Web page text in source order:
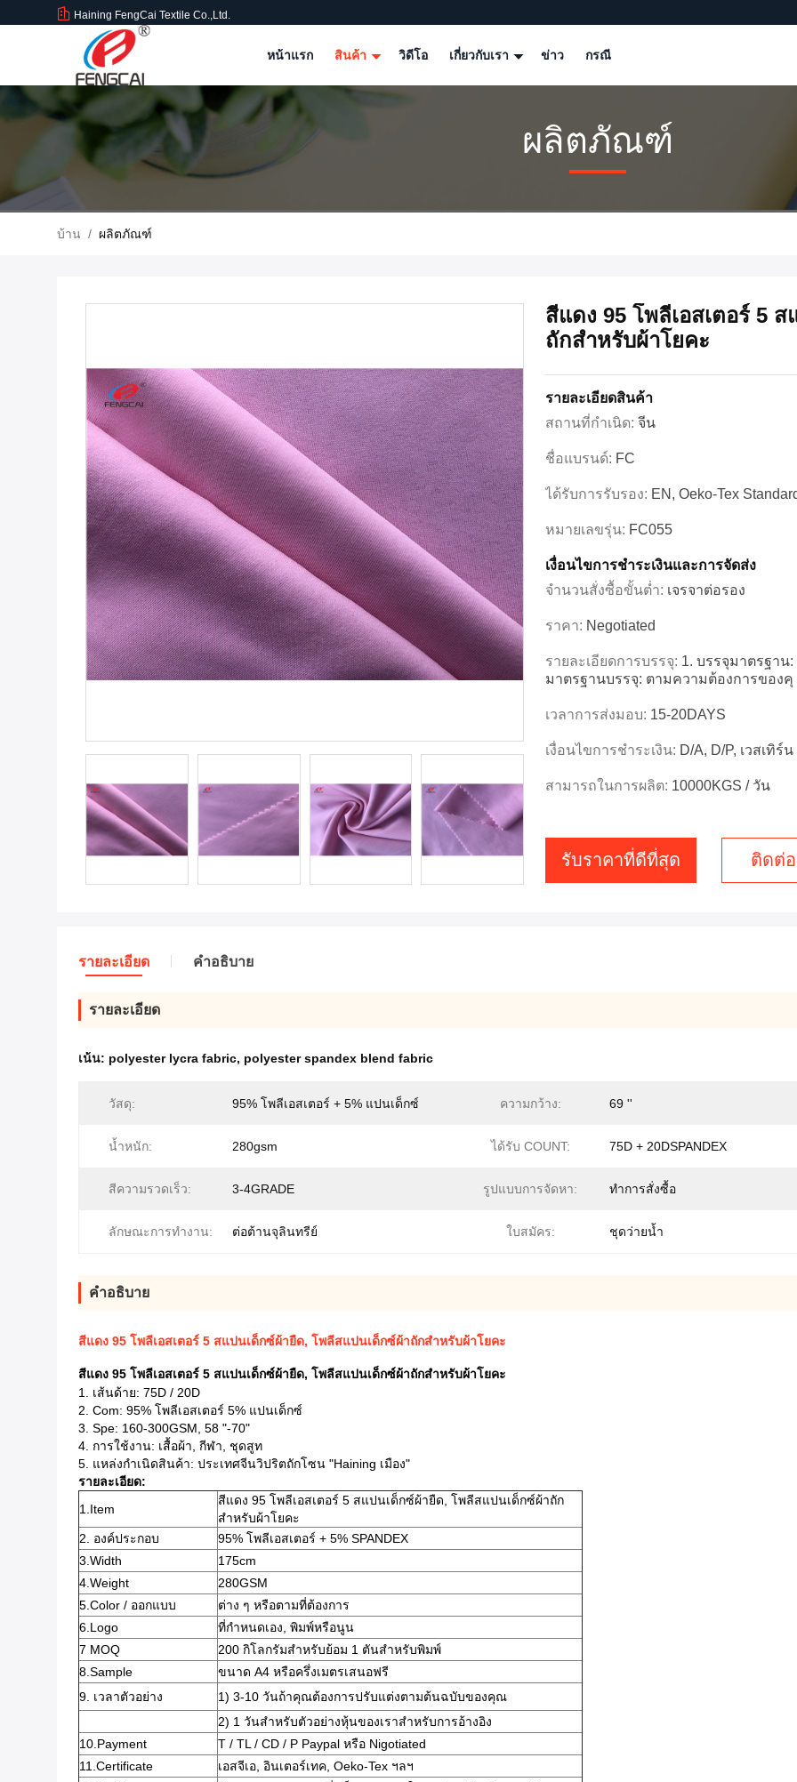
Haining FengCai Textile Co.,Ltd.
หน้าแรก สินค้า วิดีโอ เกี่ยวกับเรา ข่าว กรณี
ผลิตภัณฑ์
บ้าน / ผลิตภัณฑ์
สีแดง 95 โพลีเอสเตอร์ 5
ถักสำหรับผ้าโยคะ
รายละเอียดสินค้า
สถานที่กำเนิด: จีน
ชื่อแบรนด์: FC
ได้รับการรับรอง: EN, Oeko-Tex
หมายเลขรุ่น: FC055
เงื่อนไขการชำระเงินและการจัดส่ง
จำนวนสั่งซื้อขั้นต่ำ: เจรจาต่อรอง
ราคา: Negotiated
รายละเอียดการบรรจุ: 1. บรรจุมาตรฐาน
มาตรฐานบรรจุ: ตามความต้องการของคุ
เวลาการส่งมอบ: 15-20DAYS
เงื่อนไขการชำระเงิน: D/A, D/P, เวสเทิร์
สามารถในการผลิต: 10000KGS / วัน
รับราคาที่ดีที่สุด ติดต่
รายละเอียด คําอธิบาย
รายละเอียด
เน้น: polyester lycra fabric, polyester spandex blend fabric
วัสดุ: 95% โพลีเอสเตอร์ + 5% แปนเด็กซ์ ความกว้าง: 69 ''
น้ำหนัก: 280gsm ได้รับ COUNT: 75D + 20DSPANDEX
สีความรวดเร็ว: 3-4GRADE รูปแบบการจัดหา: ทำการสั่งซื้อ
ลักษณะการทำงาน: ต่อต้านจุลินทรีย์ ใบสมัคร: ชุดว่ายน้ำ
คําอธิบาย
สีแดง 95 โพลีเอสเตอร์ 5 สแปนเด็กซ์ผ้ายืด, โพลีสแปนเด็กซ์ผ้าถักสำหรับผ้าโยคะ
สีแดง 95 โพลีเอสเตอร์ 5 สแปนเด็กซ์ผ้ายืด, โพลีสแปนเด็กซ์ผ้าถักสำหรับผ้าโยคะ
1. เส้นด้าย: 75D / 20D
2. Com: 95% โพลีเอสเตอร์ 5% แปนเด็กซ์
3. Spe: 160-300GSM, 58 "-70"
4. การใช้งาน: เสื้อผ้า, กีฬา, ชุดสูท
5. แหล่งกำเนิดสินค้า: ประเทศจีนวิปริตถักโซน "Haining เมือง"
รายละเอียด:
1.Item
สีแดง 95 โพลีเอสเตอร์ 5 สแปนเด็กซ์ผ้ายืด, โพลีสแปนเด็กซ์ผ้าถัก
สำหรับผ้าโยคะ
2. องค์ประกอบ
95% โพลีเอสเตอร์ + 5% SPANDEX
3.Width
175cm
4.Weight
280GSM
5.Color / ออกแบบ
ต่าง ๆ หรือตามที่ต้องการ
6.Logo
ที่กำหนดเอง, พิมพ์หรือนูน
7 MOQ
200 กิโลกรัมสำหรับย้อม 1 ตันสำหรับพิมพ์
8.Sample
ขนาด A4 หรือครึ่งเมตรเสนอฟรี
9. เวลาตัวอย่าง
1) 3-10 วันถ้าคุณต้องการปรับแต่งตามต้นฉบับของคุณ
2) 1 วันสำหรับตัวอย่างหุ้นของเราสำหรับการอ้างอิง
10.Payment
T / TL / CD / P Paypal หรือ Nigotiated
11.Certificate
เอสจีเอ, อินเตอร์เทค, Oeko-Tex ฯลฯ